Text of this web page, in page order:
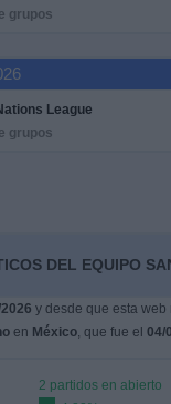
grupos
League
grupos
DEL EQUIPO
y desde que esta
en México, que fue el 04/
2 partidos en abierto